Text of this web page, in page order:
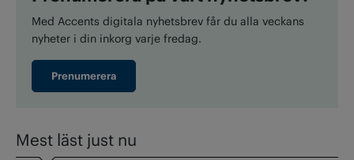
Med Accents digitala nyhetsbrev får du alla veckans
nyheter i din inkorg varje fredag.
Prenumerera
Mest läst just nu